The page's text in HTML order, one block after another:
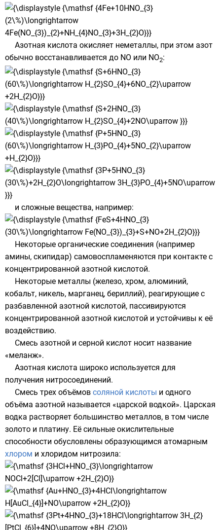
Азотная кислота окисляет неметаллы, при этом азот
обычно восстанавливается до NO или NO2:
и сложные вещества, например:
Некоторые органические соединения (например
амины, скипидар) самовоспламеняются при контакте с
концентрированной азотной кислотой.
Некоторые металлы (железо, хром, алюминий,
кобальт, никель, марганец, бериллий), реагирующие с
разбавленной азотной кислотой, пассивируются
концентрированной азотной кислотой и устойчивы к её
воздействию.
Смесь азотной и серной кислот носит название
«меланж».
Азотная кислота широко используется для
получения нитросоединений.
Смесь трех объёмов соляной кислоты и одного
объёма азотной называется «царской водкой». Царская
водка растворяет большинство металлов, в том числе
золото и платину. Её сильные окислительные
способности обусловлены образующимся атомарным
хлором и хлоридом нитрозила: